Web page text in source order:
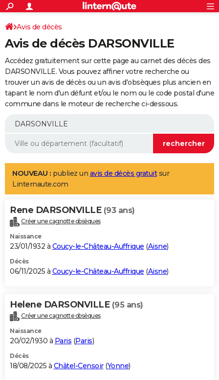
ACTUALITÉS
Politique
Société
Faits Divers
Education
Monde
Villes
+
SPORT
Coupe du monde 2026
Football
Tennis
Cyclisme
Rugby
Forum
Programme TV
TNT
Streaming
Cinéma
Sorties cinéma
Musique
+
FINANCE
Retraite
Epargne
Immobilier
Risques naturels par ville
Assurance
AUTO
Essais
Réserver un essai
Citadines
Berlines
SUV
Forum auto
+
Mobiles
Meilleur smartphone
Internet
Ordinateurs
Jeux vidéo
Guide high-tech
Aménagement intérieur
LIFESTYLE
Art de vivre
Bien-être
Loisirs
Mode
Modes de vie
Alimentation
Guide de la santé
Maladies
Médicaments
Sommeil
VOYAGE
Destinations
City break
Voyage nature
Voyage de noces
Forum
Climat
+PHOTO
GUIDES D'ACHAT
BONS PLANS
Carte de Noël
Carte Bonne année
Carte Saint-Valentin
Carte Pâques
Carte d'anniversaire
DICTIONNAIRE
Dictionnaire
Biographies
Citations
Expressions
Proverbes
PROGRAMME TV
S'inscrire
Se connecter
Lycées
Collèges
Primaires
Universités
Entreprises
Service militaire
Avis de recherche
AVIS DE DÉCÈS
Avis de décès
Avis de décès DARSONVILLE
Accédez gratuitement sur cette page au carnet des décès des
DARSONVILLE. Vous pouvez affiner votre recherche ou
trouver un avis de décès ou un avis d'obsèques plus ancien en
tapant le nom d'un défunt et/ou le nom ou le code postal d'une
commune dans le moteur de recherche ci-dessous.
NOUVEAU : publiez un avis de décès gratuitsur
Linternaute.com
Rene DARSONVILLE (93 ans)
Créer une cagnotte obsèques
Naissance
23/01/1932 à Coucy-le-Château-Auffrique (Aisne)
Décès
06/11/2025 à Coucy-le-Château-Auffrique (Aisne)
Helene DARSONVILLE (95 ans)
Créer une cagnotte obsèques
Naissance
20/02/1930 à Paris (Paris)
Décès
18/08/2025 à Châtel-Censoir(Yonne)